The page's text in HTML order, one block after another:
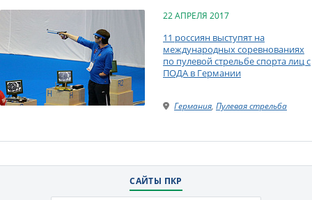
22 АПРЕЛЯ 2017
11 россиян выступят на
международных соревнованиях
по пулевой стрельбе спорта лиц с
ПОДА в Германии
Германия, Пулевая стрельба
САЙТЫ ПКР